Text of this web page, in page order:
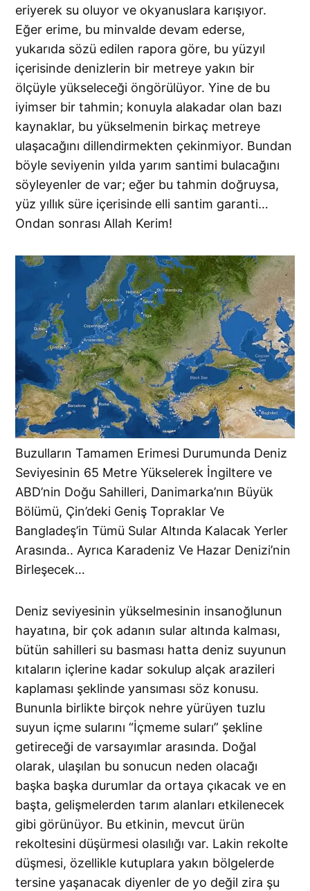
eriyerek su oluyor ve okyanuslara karışıyor.
Eğer erime, bu minvalde devam ederse,
yukarıda sözü edilen rapora göre, bu yüzyıl
içerisinde denizlerin bir metreye yakın bir
ölçüyle yükseleceği öngörülüyor. Yine de bu
iyimser bir tahmin; konuyla alakadar olan bazı
kaynaklar, bu yükselmenin birkaç metreye
ulaşacağını dillendirmekten çekinmiyor. Bundan
böyle seviyenin yılda yarım santimi bulacağını
söyleyenler de var; eğer bu tahmin doğruysa,
yüz yıllık süre içerisinde elli santim garanti…
Ondan sonrası Allah Kerim!
Buzulların Tamamen Erimesi Durumunda Deniz
Seviyesinin 65 Metre Yükselerek İngiltere ve
ABD’nin Doğu Sahilleri, Danimarka’nın Büyük
Bölümü, Çin’deki Geniş Topraklar Ve
Bangladeş’in Tümü Sular Altında Kalacak Yerler
Arasında.. Ayrıca Karadeniz Ve Hazar Denizi’nin
Birleşecek…
Deniz seviyesinin yükselmesinin insanoğlunun
hayatına, bir çok adanın sular altında kalması,
bütün sahilleri su basması hatta deniz suyunun
kıtaların içlerine kadar sokulup alçak arazileri
kaplaması şeklinde yansıması söz konusu.
Bununla birlikte birçok nehre yürüyen tuzlu
suyun içme sularını “İçmeme suları” şekline
getireceği de varsayımlar arasında. Doğal
olarak, ulaşılan bu sonucun neden olacağı
başka başka durumlar da ortaya çıkacak ve en
başta, gelişmelerden tarım alanları etkilenecek
gibi görünüyor. Bu etkinin, mevcut ürün
rekoltesini düşürmesi olasılığı var. Lakin rekolte
düşmesi, özellikle kutuplara yakın bölgelerde
tersine yaşanacak diyenler de yo değil zira şu